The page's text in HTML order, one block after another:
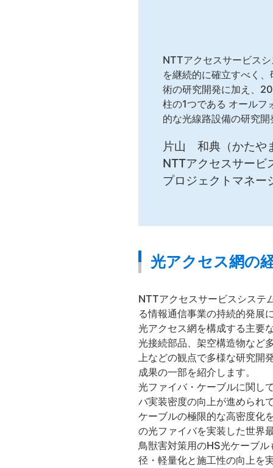
NTTアクセスサービス
を継続的に確立すべく
術の研究開発に加え、
柱の1つである オールフ
的な光線路設備の研究
片山 和典（かた
NTTアクセスサービ
プロジェクトマネー
光アクセス網の
NTTアクセスサービスシステ
る情報通信事業の持続的発展
光アクセス網を構成する主要
光接続部品、架空構造物など
上などの観点で多様な研究開
成果の一部を紹介します。
光ファイバ・ケーブルに関し
バ実装密度の向上が進められ
ケーブルの極限的な高密度化
の光ファイバを実装した世界
鳥獣害対策用のHS光ケーブ
径・軽量化と施工性の向上を